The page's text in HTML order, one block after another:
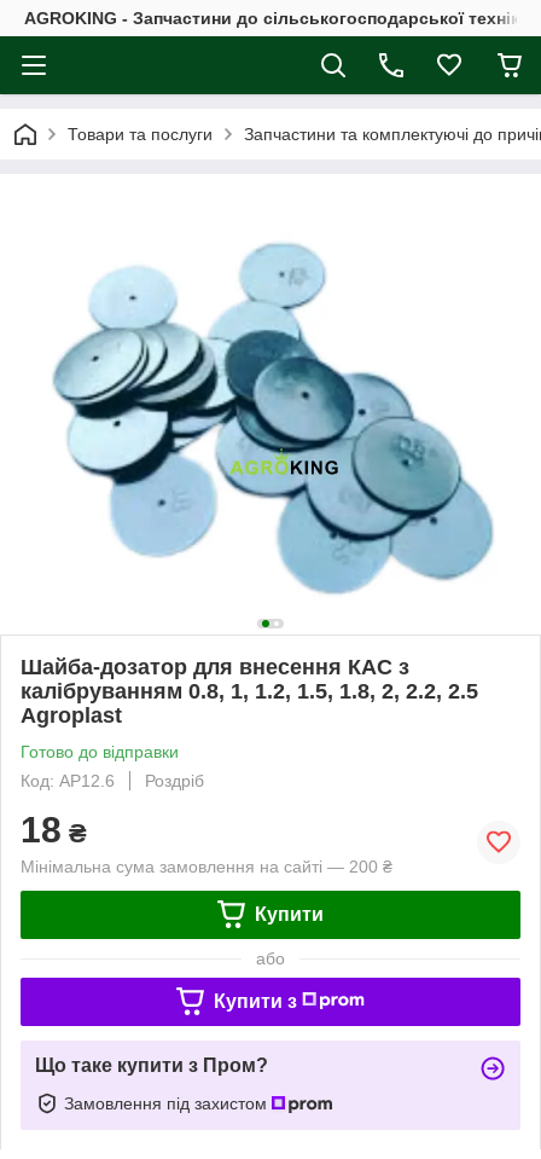
AGROKING - Запчастини до сільськогосподарської
Товари та послуги Запчастини та комплектуючі до
Шайба-дозатор для внесення КАС з
калібруванням 0.8, 1, 1.2, 1.5, 1.8, 2, 2.2, 2.5
Agroplast
Готово до відправки
Код: AP12.6
Роздріб
18 ₴
Мінімальна сума замовлення на сайті — 200 ₴
Купити
або
Купити з
Що таке купити з Пром?
Замовлення під захистом